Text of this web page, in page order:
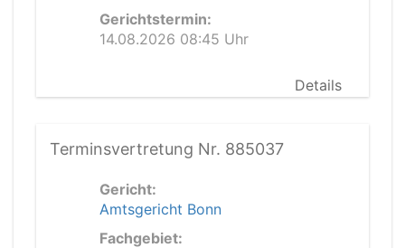
Gerichtstermin:
14.08.2026 08:45 Uhr
Details
Terminsvertretung Nr. 885037
Gericht:
Amtsgericht Bonn
Fachgebiet: